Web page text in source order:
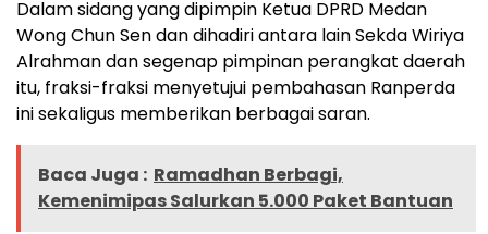
Dalam sidang yang dipimpin Ketua DPRD Medan
Wong Chun Sen dan dihadiri antara lain Sekda Wiriya
Alrahman dan segenap pimpinan perangkat daerah
itu, fraksi-fraksi menyetujui pembahasan Ranperda
ini sekaligus memberikan berbagai saran.
Baca Juga : Ramadhan Berbagi,
Kemenimipas Salurkan 5.000 Paket Bantuan